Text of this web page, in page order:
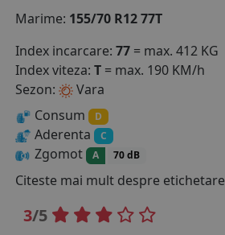
COS (0 PRODUSE
Marime: 155/70 R12 77T
Index incarcare: 77 = max. 412 KG
Index viteza: T = max. 190 KM/h
Sezon:
Vara
Consum
D
Aderenta C
Zgomot A 70 dB
Citeste mai mult despre etichetare
3/5